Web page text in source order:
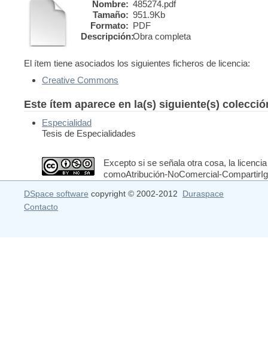
Nombre: 485274.pdf
Tamaño: 951.9Kb
Formato: PDF
Descripción:Obra completa
El ítem tiene asociados los siguientes ficheros de licencia:
Creative Commons
Este ítem aparece en la(s) siguiente(s)
Especialidad
Tesis de Especialidades
Excepto si se señala otra cosa, la
comoAtribución-NoComercial-
DSpace software copyright © 2002-2012 Duraspace
Contacto